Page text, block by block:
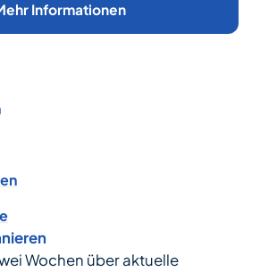
Informationen
Wochen über aktuelle